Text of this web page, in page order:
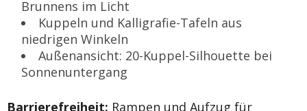
Brunnens im Licht
Kuppeln und Kalligrafie-Tafeln aus
niedrigen Winkeln
Außenansicht: 20-Kuppel-Silhouette bei
Sonnenuntergang
Barrierefreiheit: Rampen und Aufzug für